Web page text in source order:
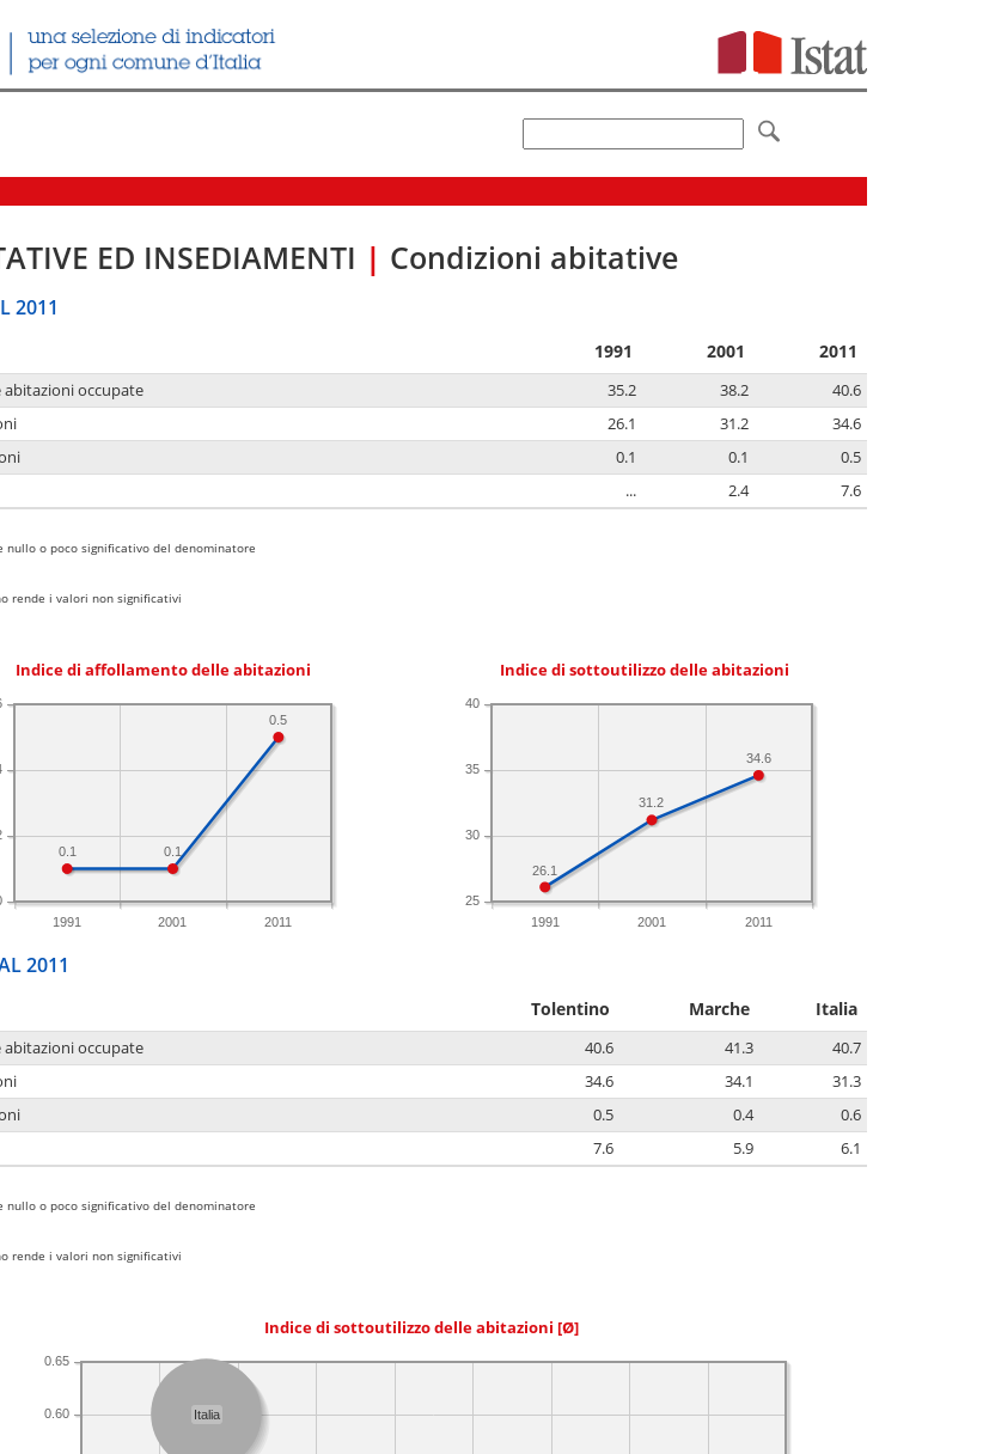
ED INSEDIAMENTI | Condizioni abitative
2011
1991 2001 2011
occupate 35.2 38.2
40.6
26.1 31.2
34.6
0.1 0.1
0.5
... 2.4 7.6
o poco significativo del denominatore
rende i valori non significativi
Indice di affollamento delle abitazioni
1991 2001 2011
0.5
0.1
0.1
Indice di sottoutilizzo delle abitazioni
1991 2001 2011
25
30
35
40
34.6
31.2
26.1
2011
Tolentino Marche Italia
occupate 40.6 41.3
40.7
34.6 34.1
31.3
0.5 0.4
0.6
7.6 5.9 6.1
o poco significativo del denominatore
rende i valori non significativi
Indice di sottoutilizzo delle abitazioni [Ø]
0.60
0.65
Italia